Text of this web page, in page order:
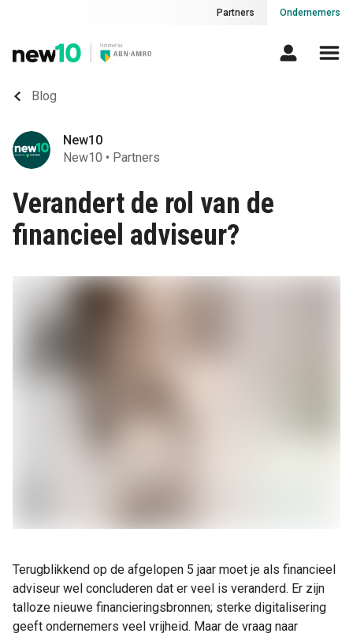
Partners Ondernemers
Blog
New10
New10 • Partners
Verandert de rol van de
financieel adviseur?
Terugblikkend op de afgelopen 5 jaar moet je als financieel
adviseur wel concluderen dat er veel is veranderd. Er zijn
talloze nieuwe financieringsbronnen; sterke digitalisering
geeft ondernemers veel vrijheid. Maar de vraag naar